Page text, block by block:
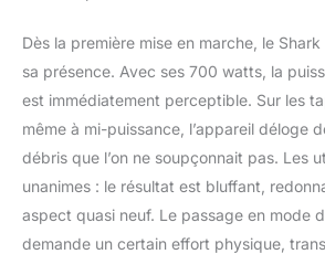
Dès la première mise en marche, le
sa présence. Avec ses 700 watts, la
est immédiatement perceptible. Sur les
même à mi-puissance, l’appareil déloge
débris que l’on ne soupçonnait pas. Les
unanimes : le résultat est bluffant,
aspect quasi neuf. Le passage en mode
demande un certain effort physique,